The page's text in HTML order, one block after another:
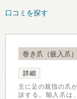
口コミを探す
巻き爪（嵌入爪
詳細
主に足の親指の爪
診する。陥入爪は